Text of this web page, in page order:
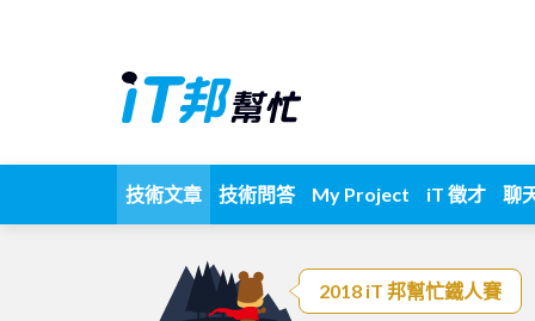
技術文章 技術問答 My Project iT 徵才 聊
2018 iT 邦幫忙鐵人賽